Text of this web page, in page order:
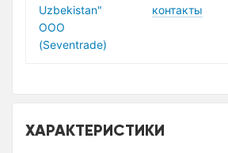
Uzbekistan"
OOO
(Seventrade)
контакты
ХАРАКТЕРИСТИКИ